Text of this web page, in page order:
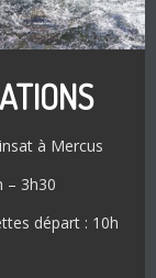
à Mercus
– 3h30
départ : 10h